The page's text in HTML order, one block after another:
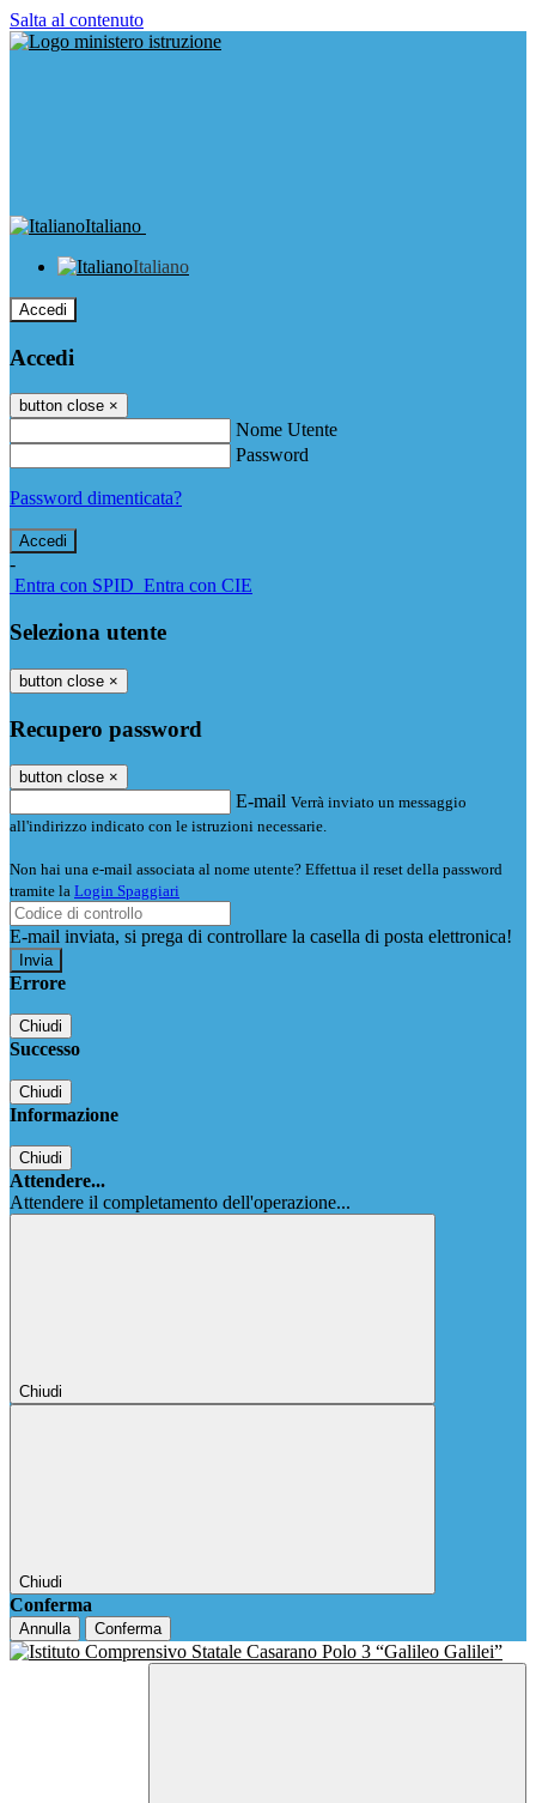
Salta al contenuto
Italiano
Italiano
Accedi
Accedi
button close ×
Nome Utente
Password
Password dimenticata?
-
Entra con SPID Entra con CIE
Seleziona utente
button close ×
Recupero password
button close ×
E-mail Verrà inviato un messaggio
all'indirizzo indicato con le istruzioni necessarie.
Non hai una e-mail associata al nome utente? Effettua il reset della password
tramite la Login Spaggiari
E-mail inviata, si prega di controllare la casella di posta elettronica!
Errore
Chiudi
Successo
Chiudi
Informazione
Chiudi
Attendere...
Attendere il completamento dell'operazione...
Chiudi
Chiudi
Conferma
Annulla Conferma